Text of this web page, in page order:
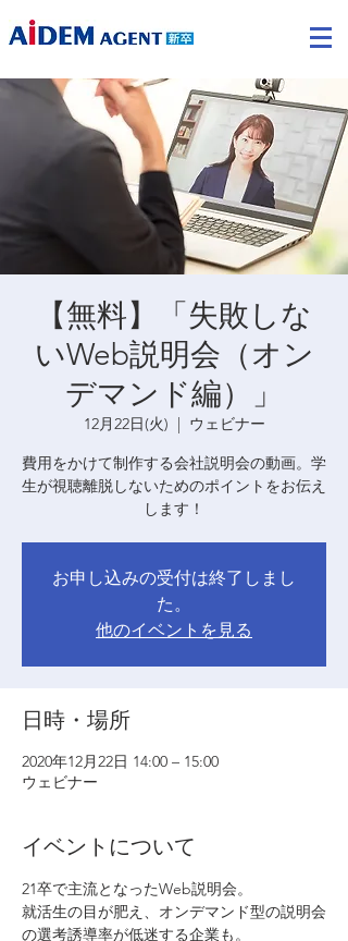
【無料】「失敗しな
いWeb説明会（オン
デマンド編）」
12月22日(火)
  |
ウェビナー
費用をかけて制作する会社説明会の動画。学
生が視聴離脱しないためのポイントをお伝え
します！
お申し込みの受付は終了しまし
た。
他のイベントを見る
日時・場所
2020年12月22日 14:00 – 15:00
ウェビナー
イベントについて
21卒で主流となったWeb説明会。
就活生の目が肥え、オンデマンド型の説明会
の選考誘導率が低迷する企業も。